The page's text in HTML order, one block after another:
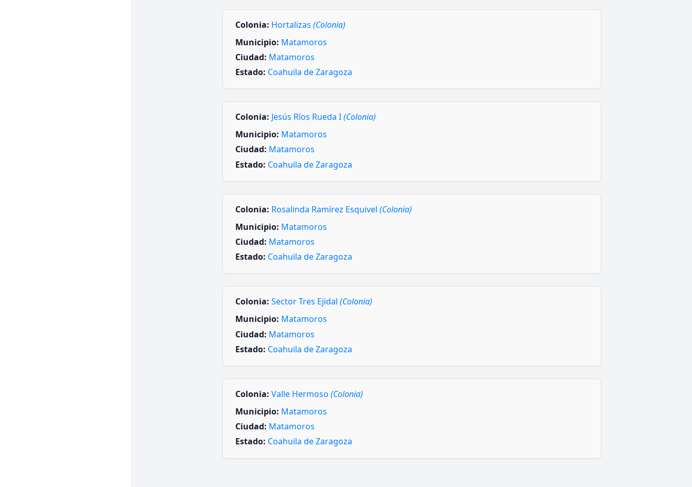
Colonia: Hortalizas (Colonia)
Municipio: Matamoros
Ciudad: Matamoros
Estado: Coahuila de Zaragoza
Colonia: Jesús Ríos Rueda I(Colonia)
Municipio: Matamoros
Ciudad: Matamoros
Estado: Coahuila de Zaragoza
Colonia: Rosalinda Ramírez Esquivel (Colonia)
Municipio: Matamoros
Ciudad: Matamoros
Estado: Coahuila de Zaragoza
Colonia: Sector Tres Ejidal (Colonia)
Municipio: Matamoros
Ciudad: Matamoros
Estado: Coahuila de Zaragoza
Colonia: Valle Hermoso (Colonia)
Municipio: Matamoros
Ciudad: Matamoros
Estado: Coahuila de Zaragoza